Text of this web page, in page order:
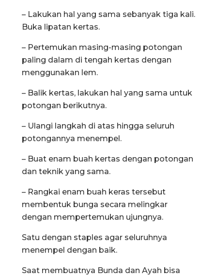
– Lakukan hal yang sama sebanyak tiga kali.
Buka lipatan kertas.
– Pertemukan masing-masing potongan
paling dalam di tengah kertas dengan
menggunakan lem.
– Balik kertas, lakukan hal yang sama untuk
potongan berikutnya.
– Ulangi langkah di atas hingga seluruh
potongannya menempel.
– Buat enam buah kertas dengan potongan
dan teknik yang sama.
– Rangkai enam buah keras tersebut
membentuk bunga secara melingkar
dengan mempertemukan ujungnya.
Satu dengan staples agar seluruhnya
menempel dengan baik.
Saat membuatnya Bunda dan Ayah bisa